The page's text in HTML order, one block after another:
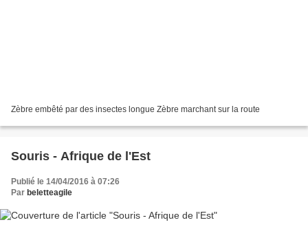
Zèbre embêté par des insectes longue Zèbre marchant sur la route
Souris - Afrique de l'Est
Publié le 14/04/2016 à 07:26
Par beletteagile